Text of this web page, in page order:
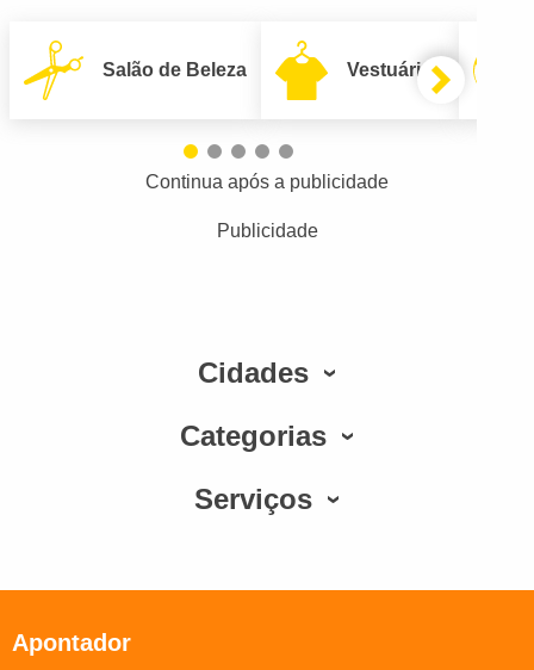
Salão de Beleza Vestuário
Continua após a publicidade
Publicidade
Cidades
Categorias
Serviços
Apontador